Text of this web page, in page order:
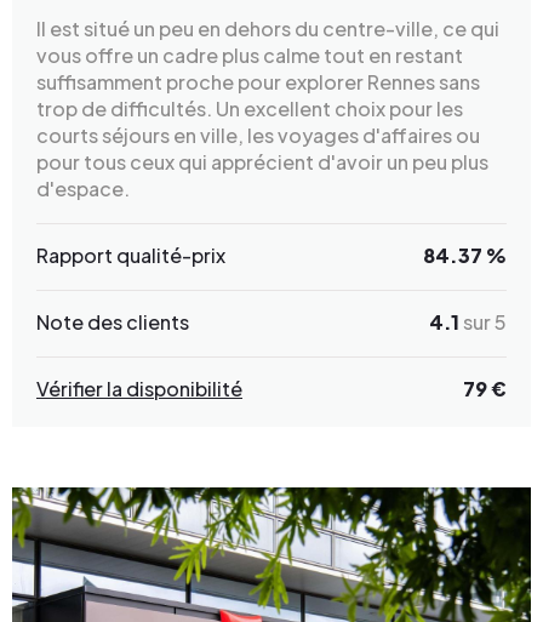
Il est situé un peu en dehors du centre-ville, ce qui
vous offre un cadre plus calme tout en restant
suffisamment proche pour explorer Rennes sans
trop de difficultés. Un excellent choix pour les
courts séjours en ville, les voyages d'affaires ou
pour tous ceux qui apprécient d'avoir un peu plus
d'espace.
Rapport qualité-prix 84.37 %
Note des clients 4.1 sur 5
Vérifier la disponibilité 79 €